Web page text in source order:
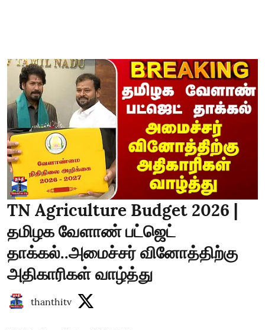
TN Agriculture Budget 2026 |
தமிழக வேளாண் பட்ஜெட்
தாக்கல்..அமைச்சர் வினோத்திற்கு
அதிகாரிகள் வாழ்த்து
thanthitv